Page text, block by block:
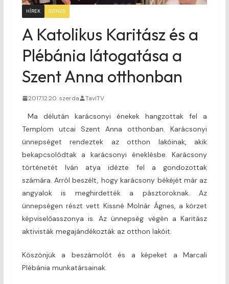
HÍREK SZINES
A Katolikus Karitász és a
Plébánia látogatása a
Szent Anna otthonban
2017.12.20. szerda TaviTV
Ma délután karácsonyi énekek hangzottak fel a
Templom utcai Szent Anna otthonban. Karácsonyi
ünnepséget rendeztek az otthon lakóinak, akik
bekapcsolódtak a karácsonyi éneklésbe. Karácsony
történetét Iván atya idézte fel a gondozottak
számára. Arról beszélt, hogy karácsony békéjét már az
angyalok is meghirdették a pásztoroknak. Az
ünnepségen részt vett Kissné Molnár Ágnes, a körzet
képviselőasszonya is. Az ünnepség végén a Karitász
aktivisták megajándékozták az otthon lakóit.
Köszönjük a beszámolót és a képeket a Marcali
Plébánia munkatársainak.